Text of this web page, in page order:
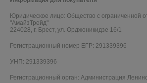
Юридическое лицо: Общество с ограниченной
"АмайзТрейд"
224028, г. Брест, ул. Орджоникидзе 16/1
Регистрационный номер ЕГР: 291339396
УНП: 291339396
Регистрационный орган: Администрация